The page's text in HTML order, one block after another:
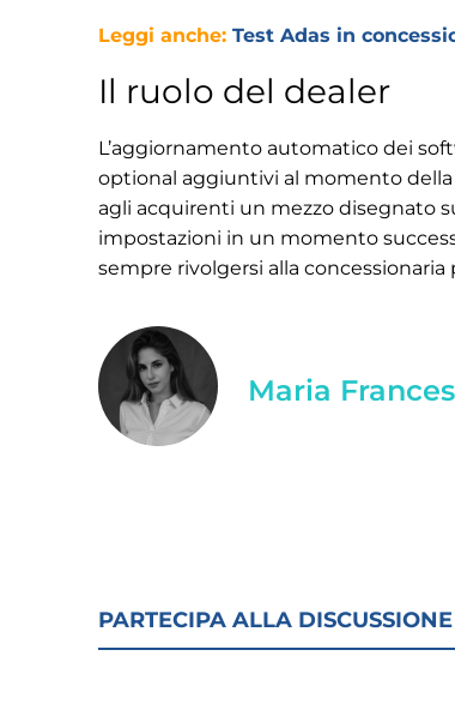
Leggi anche: Test Adas in
Il ruolo del dealer
L’aggiornamento automatico dei
optional aggiuntivi al momento
agli acquirenti un mezzo disegnato
impostazioni in un momento
sempre rivolgersi alla
Maria
PARTECIPA ALLA DISCUSSIONE